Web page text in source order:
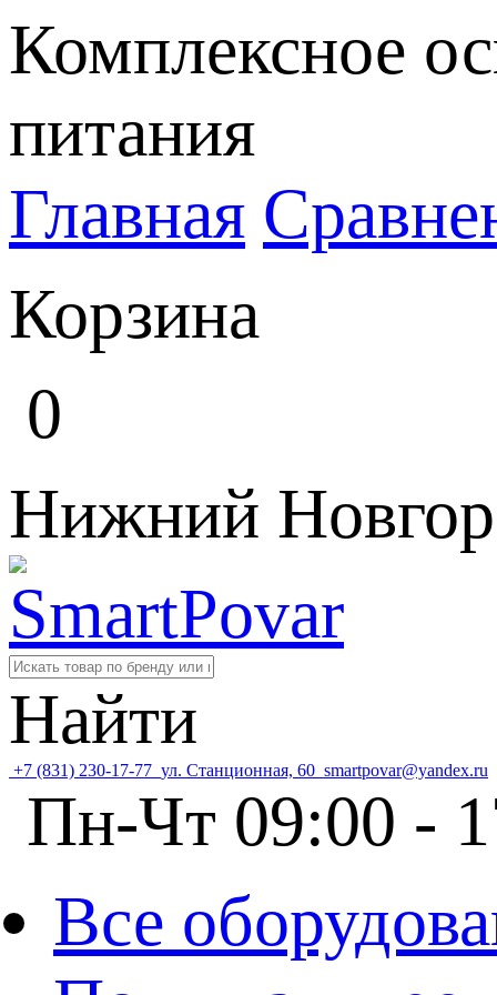
Комплексное
питания
Главная
Корзина
0
Нижний
Найти
+7 (831) 230-17-77 ул. Станционная, 60 smartpovar@yandex.ru
Пн-Чт 09:00 -
Все